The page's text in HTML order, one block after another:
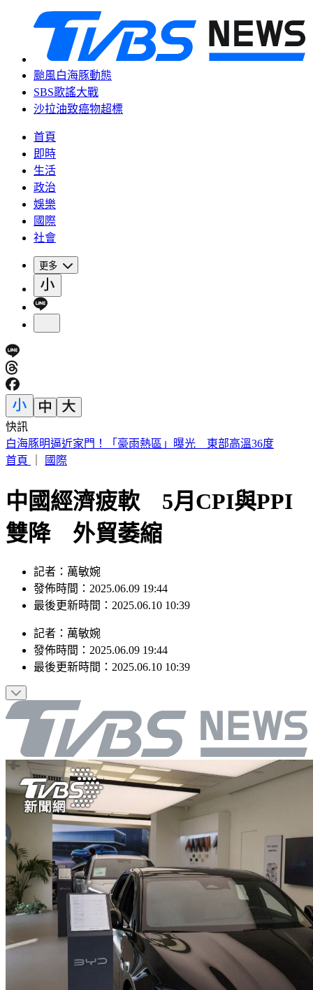
颱風白海豚動態
SBS歌謠大戰
沙拉油致癌物超標
首頁
即時
生活
政治
娛樂
國際
社會
更多
快訊
故宮南院小編爆紅！超有哏回覆連發 館方揭「神秘身分」
首頁
國際
中國經濟疲軟 5月CPI與PPI
雙降 外貿萎縮
記者：萬敏婉
發佈時間：2025.06.09 19:44
最後更新時間：2025.06.10 10:39
記者 ： 萬敏婉
發佈時間： 2025.06.09 19:44
最後更新時間： 2025.06.10 10:39